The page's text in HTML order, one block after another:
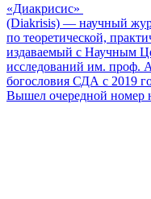
«Диакрисис»
(Diakrisis) — научный
по теоретической,
издаваемый с Научным
исследований им. проф.
богословия СДА с 2019
Вышел очередной номер